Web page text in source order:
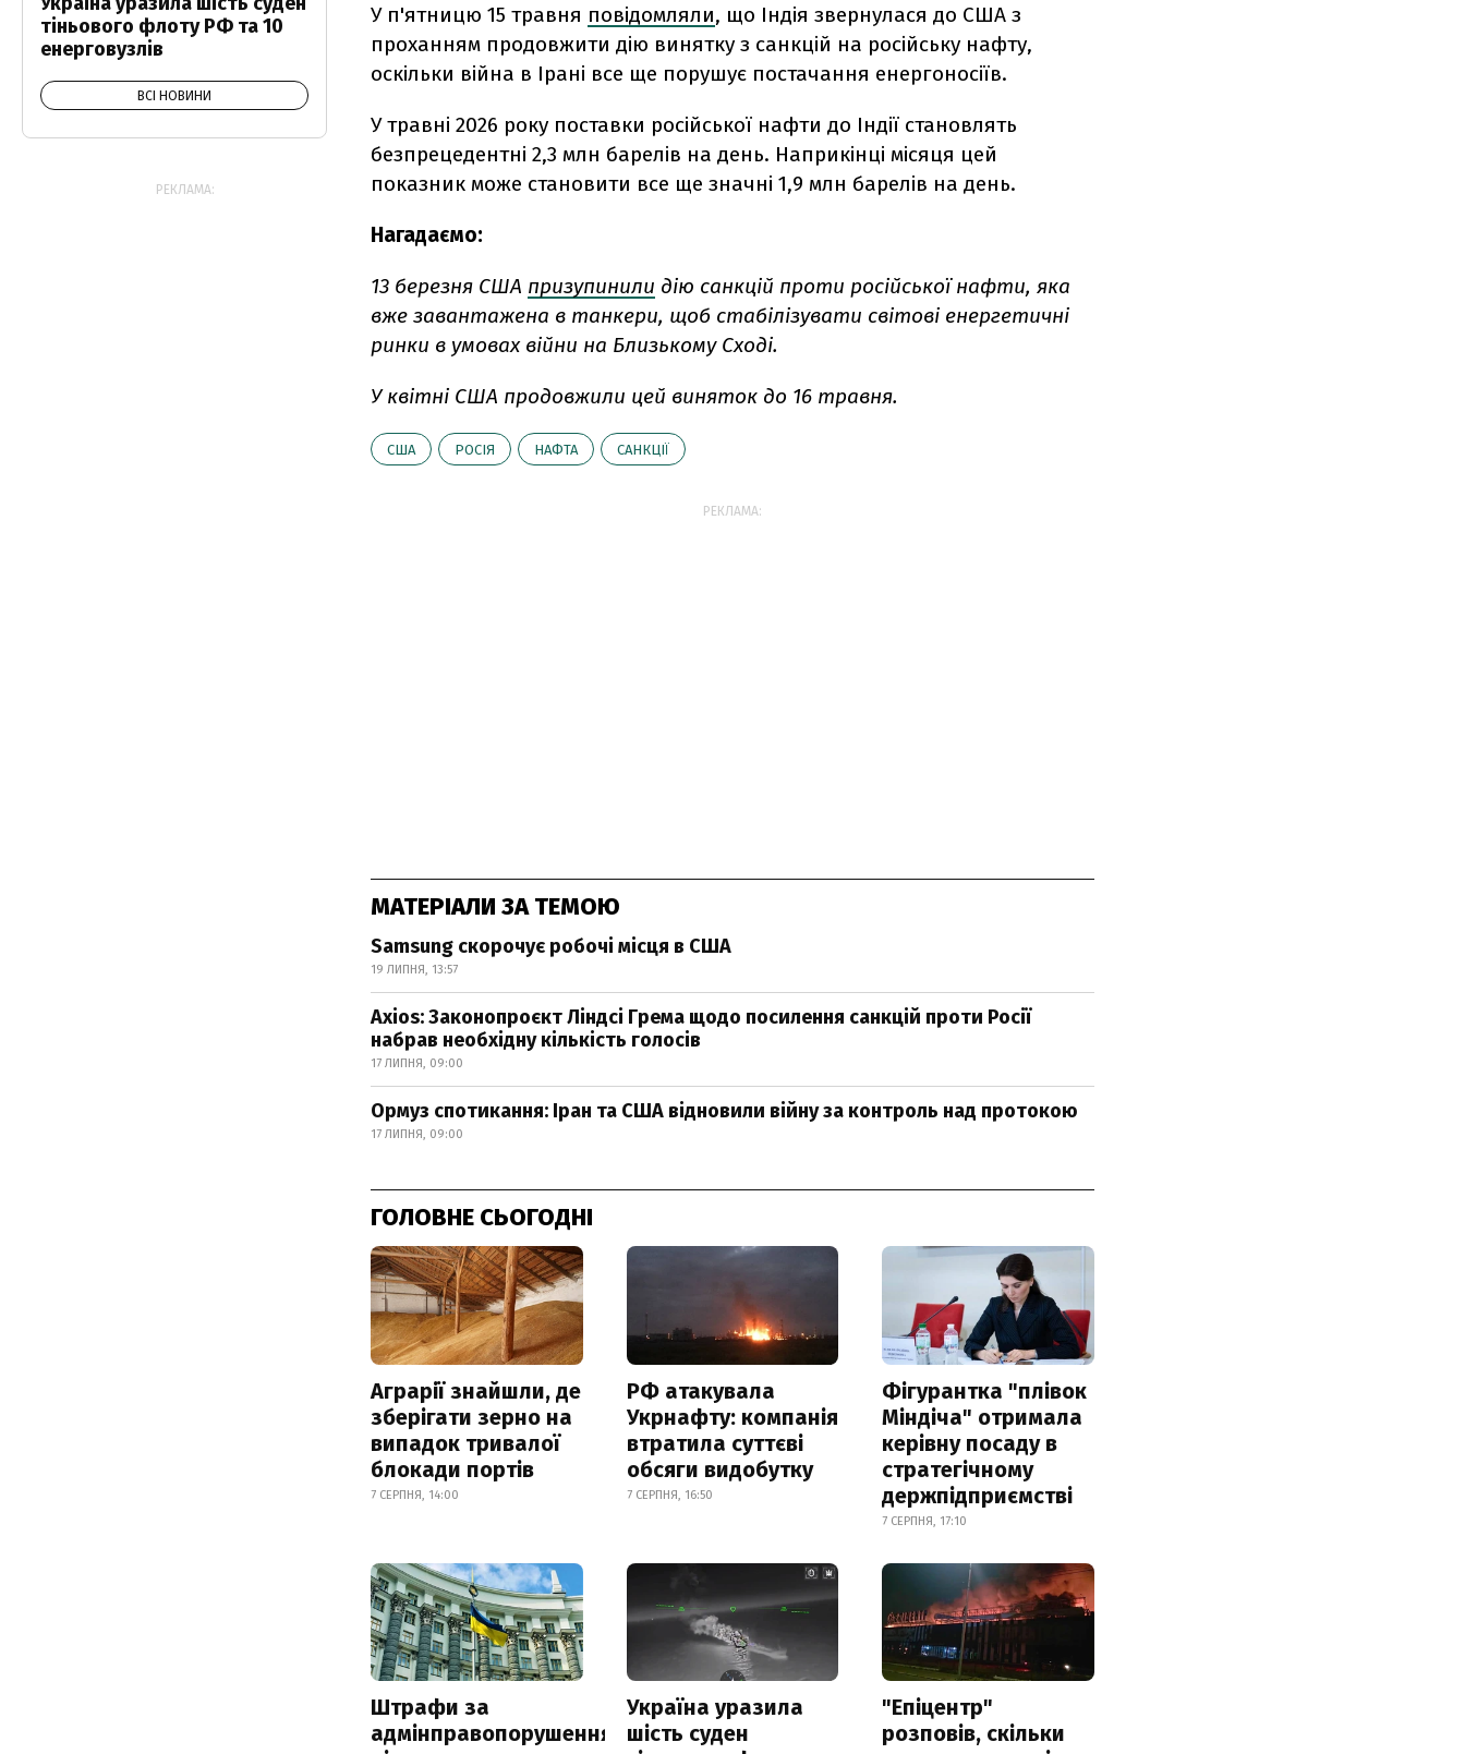
У п'ятницю 15 травня повідомляли, що Індія звернулася до США з
проханням продовжити дію винятку з санкцій на російську нафту,
оскільки війна в Ірані все ще порушує постачання енергоносіїв.
У травні 2026 року поставки російської нафти до Індії становлять
безпрецедентні 2,3 млн барелів на день. Наприкінці місяця цей
показник може становити все ще значні 1,9 млн барелів на день.
Нагадаємо:
13 березня США призупинили дію санкцій проти російської нафти, яка
вже завантажена в танкери, щоб стабілізувати світові енергетичні
ринки в умовах війни на Близькому Сході.
У квітні США продовжили цей виняток до 16 травня.
США РОСІЯ НАФТА САНКЦІЇ
РЕКЛАМА:
МАТЕРІАЛИ ЗА ТЕМОЮ
Samsung скорочує робочі місця в США
19 ЛИПНЯ, 13:57
Axios: Законопроєкт Ліндсі Грема щодо посилення санкцій проти Росії
набрав необхідну кількість голосів
17 ЛИПНЯ, 09:00
Ормуз спотикання: Іран та США відновили війну за контроль над протокою
17 ЛИПНЯ, 09:00
ГОЛОВНЕ СЬОГОДНІ
Аграрії знайшли, де
зберігати зерно на
випадок тривалої
блокади портів
7 СЕРПНЯ, 14:00
РФ атакувала
Укрнафту: компанія
втратила суттєві
обсяги видобутку
7 СЕРПНЯ, 16:50
Фігурантка "плівок
Міндіча" отримала
керівну посаду в
стратегічному
держпідприємстві
7 СЕРПНЯ, 17:10
Штрафи за
адмінправопорушення
Україна уразила
шість суден
"Епіцентр"
розповів, скільки
тіньового флоту РФ та 10
енерговузлів
ВСІ НОВИНИ
РЕКЛАМА: